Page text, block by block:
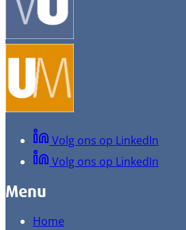
Volg ons op LinkedIn
Volg ons op LinkedIn
Menu
Home